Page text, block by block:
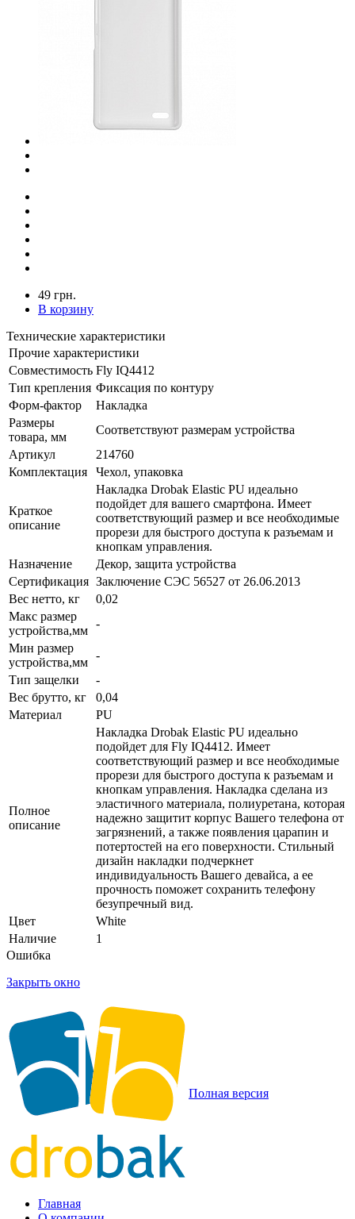
49 грн.
В корзину
Технические характеристики
Прочие характеристики
Совместимость Fly IQ4412
Тип крепления Фиксация по контуру
Форм-фактор
Накладка
Размеры
товара, мм
Соответствуют размерам устройства
Артикул
214760
Комплектация
Чехол, упаковка
Краткое
описание
Накладка Drobak Elastic PU идеально
подойдет для вашего смартфона. Имеет
соответствующий размер и все необходимые
прорези для быстрого доступа к разъемам и
кнопкам управления.
Назначение
Декор, защита устройства
Сертификация Заключение СЭС 56527 от 26.06.2013
Вес нетто, кг
0,02
Макс размер
устройства,мм
-
Мин размер
устройства,мм
-
Тип защелки
-
Вес брутто, кг
0,04
Материал
PU
Полное
описание
Накладка Drobak Elastic PU идеально
подойдет для Fly IQ4412. Имеет
соответствующий размер и все необходимые
прорези для быстрого доступа к разъемам и
кнопкам управления. Накладка сделана из
эластичного материала, полиуретана, которая
надежно защитит корпус Вашего телефона от
загрязнений, а также появления царапин и
потертостей на его поверхности. Стильный
дизайн накладки подчеркнет
индивидуальность Вашего девайса, а ее
прочность поможет сохранить телефону
безупречный вид.
Цвет
White
Наличие
1
Ошибка
Закрыть окно
Полная версия
Главная